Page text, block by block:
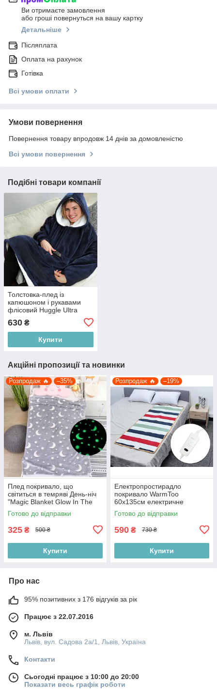
Ви отримаєте замовлення
або гроші повернуться на вашу картку
Детальніше
Післяплата
Оплата на рахунок
Готівка
Всі умови оплати
Умови повернення
Повернення товару впродовж 14 днів за домовленістю
Всі умови повернення
Подібні товари компанії
Толстовка-плед із
капюшоном і рукавами
флісовий Huggle Ultra
темно-синій
630 ₴
Купити
Акційні пропозиції та новинки
Розпродаж 🔥 –35%
Плед покривало, що
світиться в темряві День-ніч
"Magic Blanket Glow In The
Dark" 160*110см, сірий
Готово до відправки
325 ₴ 500 ₴
Купити
Розпродаж 🔥 –19%
Електропростирадло
покривало WarmToo
60х135см електричне
простирадло, різнокольорові
смуги
Готово до відправки
590 ₴ 730 ₴
Купити
Про нас
95% позитивних з 176 відгуків за рік
Працює з 22.07.2016
м. Львів
Львів, вул. Садова 2а/1, Львів, Україна
Контакти
Сьогодні працює з 10:00 до 20:00
Показати весь графік роботи